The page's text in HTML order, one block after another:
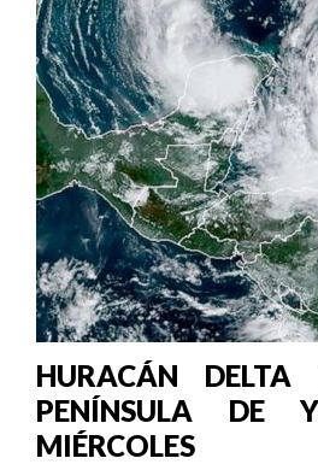
HURACÁN
PENÍNSULA DE
MIÉRCOLES